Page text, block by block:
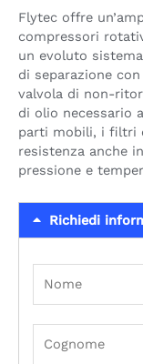
Flytec offre
compressori
un evoluto
di separazione
valvola di non-
di olio necessario
parti mobili, i filtri
resistenza anche
pressione e
Richiedi